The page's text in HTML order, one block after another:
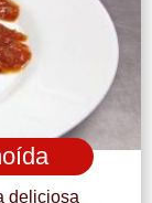
deliciosa